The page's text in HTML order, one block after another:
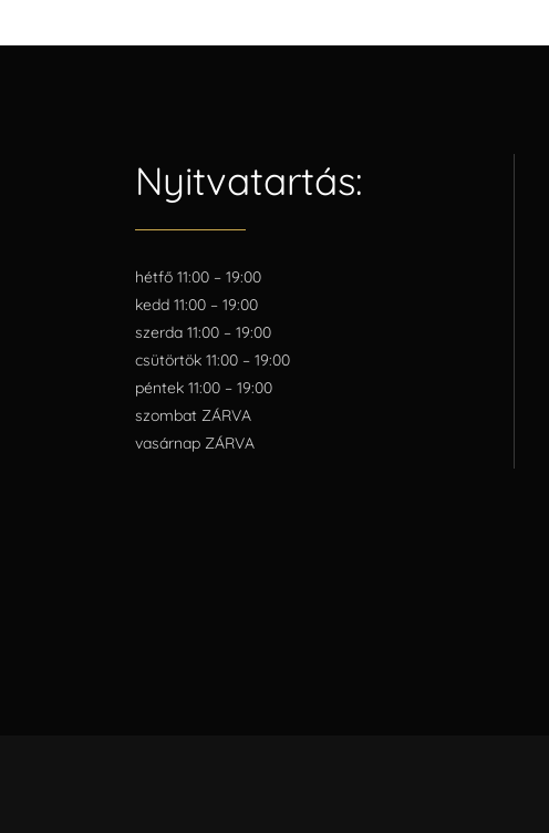
Nyitvatartás:
hétfő 11:00 – 19:00
kedd 11:00 – 19:00
szerda 11:00 – 19:00
csütörtök 11:00 – 19:00
péntek 11:00 – 19:00
szombat ZÁRVA
vasárnap ZÁRVA